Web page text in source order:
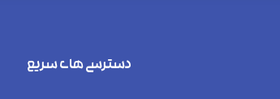
دسترسی های سریع